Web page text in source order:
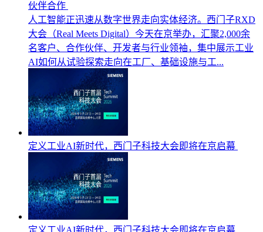
伙伴合作
人工智能正迅速从数字世界走向实体经济。西门子RXD
大会（Real Meets Digital）今天在京举办，汇聚2,000余
名客户、合作伙伴、开发者与行业领袖，集中展示工业
AI如何从试验探索走向在工厂、基础设施与工...
定义工业AI新时代，西门子科技大会即将在京启幕
定义工业AI新时代，西门子科技大会即将在京启幕